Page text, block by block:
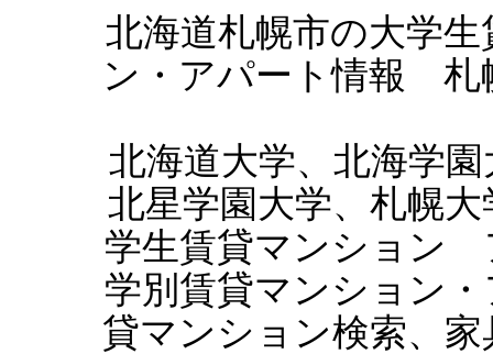
北海道札幌市の大学
ン・アパート情報 札
北海道大学、北海学
北星学園大学、札幌
学生賃貸マンション
学別賃貸マンション
貸マンション検索、